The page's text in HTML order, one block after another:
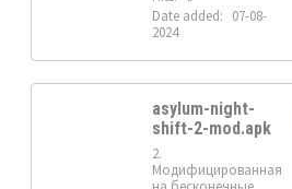
Date added: 07-08-
2024
asylum-night-
shift-2-mod.apk
2.
Модифицированная